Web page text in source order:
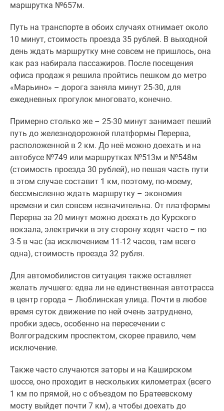
маршрутка №657м.
Путь на транспорте в обоих случаях отнимает около
10 минут, стоимость проезда 35 рублей. В выходной
день ждать маршрутку мне совсем не пришлось, она
как раз набирала пассажиров. После посещения
офиса продаж я решила пройтись пешком до метро
«Марьино» – дорога заняла минут 25-30, для
ежедневных прогулок многовато, конечно.
Примерно столько же – 25-30 минут занимает пеший
путь до железнодорожной платформы Перерва,
расположенной в 2 км. До неё можно доехать и на
автобусе №749 или маршрутках №513м и №548м
(стоимость проезда 30 рублей), но пешая часть пути
в этом случае составит 1 км, поэтому, по-моему,
бессмысленно ждать маршрутку – экономия
времени и сил совсем незначительна. От платформы
Перерва за 20 минут можно доехать до Курского
вокзала, электрички в эту сторону ходят часто – по
3-5 в час (за исключением 11-12 часов, там всего
одна), стоимость проезда 32 рубля.
Для автомобилистов ситуация также оставляет
желать лучшего: едва ли не единственная автотрасса
в центр города – Люблинская улица. Почти в любое
время суток движение по ней очень затруднено,
пробки здесь, особенно на пересечении с
Волгоградским проспектом, скорее правило, чем
исключение.
Также часто случаются заторы и на Каширском
шоссе, оно проходит в нескольких километрах (всего
1 км по прямой, но с объездом по Братеевскому
мосту выйдет почти 7 км), а чтобы доехать до